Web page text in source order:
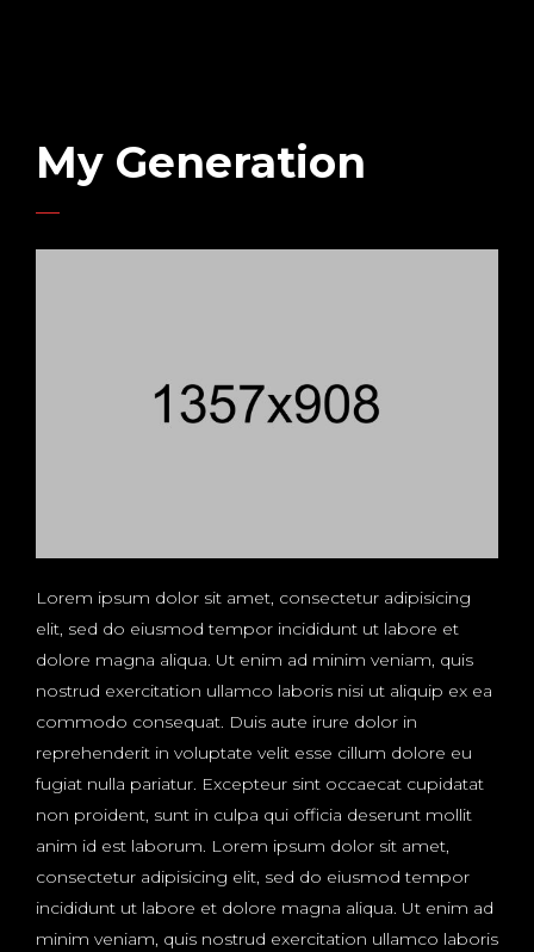
My Generation
Lorem ipsum dolor sit amet, consectetur adipisicing
elit, sed do eiusmod tempor incididunt ut labore et
dolore magna aliqua. Ut enim ad minim veniam, quis
nostrud exercitation ullamco laboris nisi ut aliquip ex ea
commodo consequat. Duis aute irure dolor in
reprehenderit in voluptate velit esse cillum dolore eu
fugiat nulla pariatur. Excepteur sint occaecat cupidatat
non proident, sunt in culpa qui officia deserunt mollit
anim id est laborum. Lorem ipsum dolor sit amet,
consectetur adipisicing elit, sed do eiusmod tempor
incididunt ut labore et dolore magna aliqua. Ut enim ad
minim veniam, quis nostrud exercitation ullamco laboris